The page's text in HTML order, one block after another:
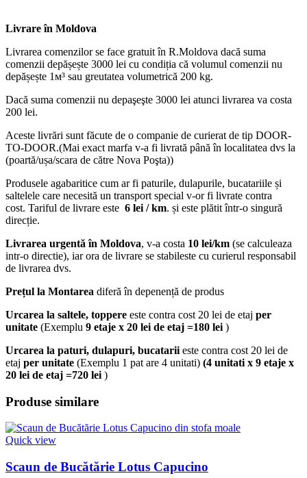
Livrare în Moldova
Livrarea comenzilor se face gratuit în R.Moldova dacă suma
comenzii depășește 3000 lei cu condiția că volumul comenzii nu
depășește 1м³ sau greutatea volumetrică 200 kg.
Dacă suma comenzii nu depaşeşte 3000 lei atunci livrarea va costa
200 lei.
Aceste livrări sunt făcute de o companie de curierat de tip DOOR-
TO-DOOR.(Mai exact marfa v-a fi livrată până în localitatea dvs la
(poartă/ușa/scara de către Nova Poşta))
Produsele agabaritice cum ar fi paturile, dulapurile, bucatariile și
saltelele care necesită un transport special v-or fi livrate contra
cost. Tariful de livrare este 6 lei / km. și este plătit într-o singură
direcție.
Livrarea urgentă în Moldova, v-a costa 10 lei/km (se calculeaza
intr-o directie), iar ora de livrare se stabileste cu curierul responsabil
de livrarea dvs.
Prețul la Montarea diferă în depenență de produs
Urcarea la saltele, toppere este contra cost 20 lei de etaj per
unitate (Exemplu 9 etaje x 20 lei de etaj =180 lei )
Urcarea la paturi, dulapuri, bucatarii este contra cost 20 lei de
etaj per unitate (Exemplu 1 pat are 4 unitati) (4 unitati x 9 etaje x
20 lei de etaj =720 lei )
Produse similare
Quick view
Scaun de Bucătărie Lotus Capucino